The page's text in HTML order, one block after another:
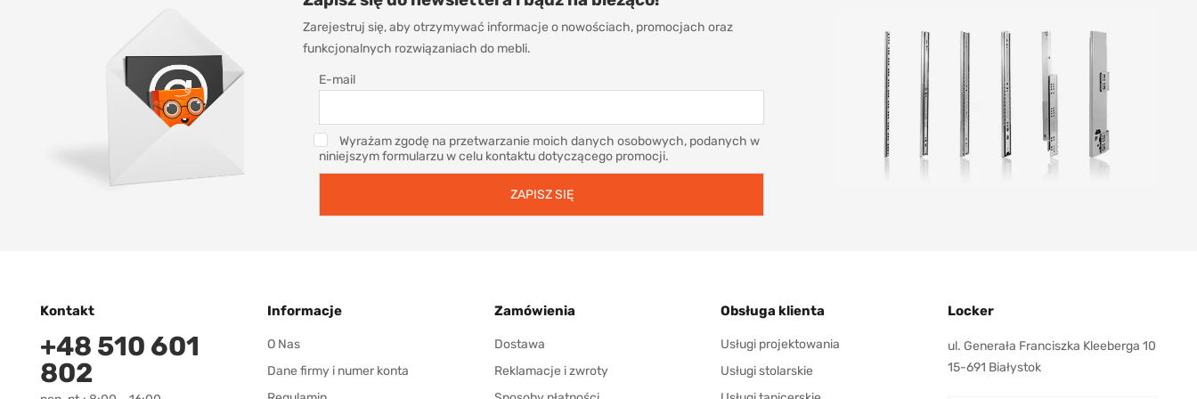
Zarejestruj się, aby otrzymywać informacje o nowościach, promocjach oraz
funkcjonalnych rozwiązaniach do mebli.
E-mail
Wyrażam zgodę na przetwarzanie moich danych osobowych, podanych w
niniejszym formularzu w celu kontaktu dotyczącego promocji.
Kontakt
+48 510 601
802
Informacje
O Nas
Dane firmy i numer konta
Zamówienia
Dostawa
Reklamacje i zwroty
Obsługa klienta
Usługi projektowania
Usługi stolarskie
Locker
ul. Generała Franciszka Kleeberga 10
15-691 Białystok